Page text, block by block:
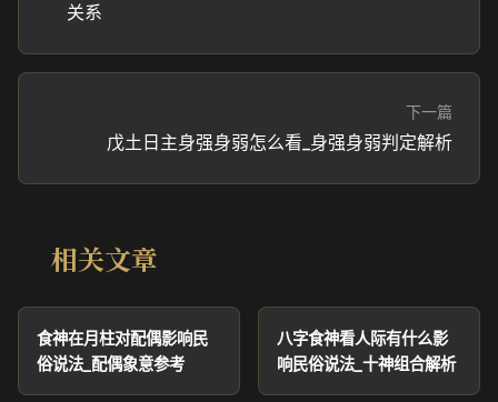
关系
下一篇
戊土日主身强身弱怎么看_身强身弱判定解析
相关文章
食神在月柱对配偶影响民
俗说法_配偶象意参考
八字食神看人际有什么影
响民俗说法_十神组合解析